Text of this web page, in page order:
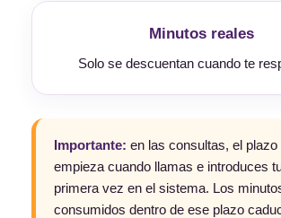
Minutos reales
Solo se descuentan cuando te
Importante: en las consultas, el plazo
empieza cuando llamas e introduces
primera vez en el sistema. Los
consumidos dentro de ese plazo